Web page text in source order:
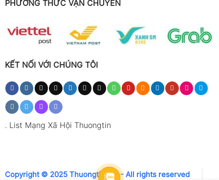
Bước 2: Chọn vị trí đo phù hợp
Tránh đứng quá gần tường, trần nhà hoặc
vật cản — khoảng cách tối thiểu 1–2 mét.
cửa gió mạnh nếu mục tiêu là đo gió tự
nhiên.
hướng gió hoặc che cánh quạt bằng tay.
Giữ máy thẳng đứng, hướng cánh quạt
PHƯƠNG THỨC VẬN CHUYỂN
KẾT NỐI VỚI CHÚNG TÔI
. List Mạng Xã Hội Thuongtin
Copyright © 2025 Thuongtin.net - All rights reserved